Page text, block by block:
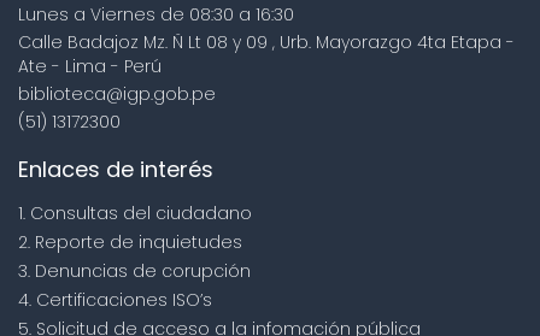
Lunes a Viernes de 08:30 a 16:30
Calle Badajoz Mz. Ñ Lt 08 y 09 , Urb. Mayorazgo 4ta Etapa -
Ate - Lima - Perú
biblioteca@igp.gob.pe
(51) 13172300
Enlaces de interés
1. Consultas del ciudadano
2. Reporte de inquietudes
3. Denuncias de corupción
4. Certificaciones ISO’s
5. Solicitud de acceso a la infomación pública